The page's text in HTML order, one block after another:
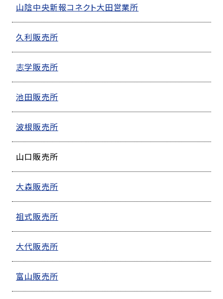
山陰中央新報コネクト大田営業所
久利販売所
志学販売所
池田販売所
波根販売所
山口販売所
大森販売所
祖式販売所
大代販売所
富山販売所